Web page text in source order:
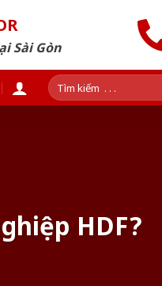
Sài Gòn
Tìm
kiếm:
HDF?